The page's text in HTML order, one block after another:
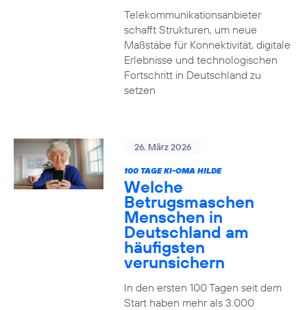
Telekommunikationsanbieter
schafft Strukturen, um neue
Maßstäbe für Konnektivität, digitale
Erlebnisse und technologischen
Fortschritt in Deutschland zu
setzen
26. März 2026
100 TAGE KI-OMA HILDE
Welche
Betrugsmaschen
Menschen in
Deutschland am
häufigsten
verunsichern
In den ersten 100 Tagen seit dem
Start haben mehr als 3.000